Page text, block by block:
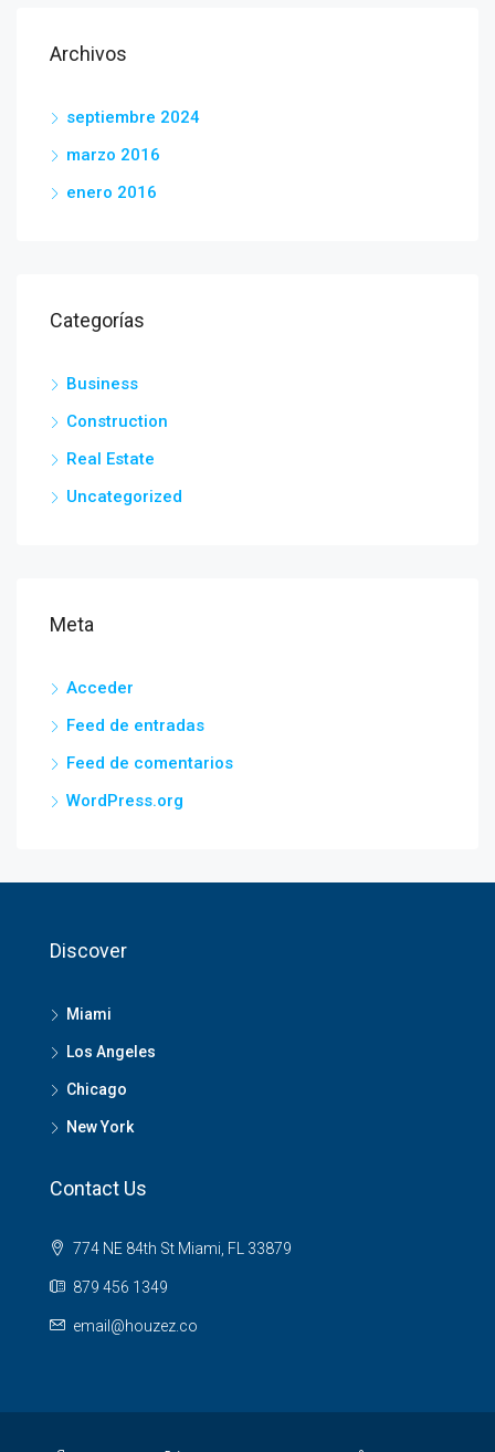
Archivos
septiembre 2024
marzo 2016
enero 2016
Categorías
Business
Construction
Real Estate
Uncategorized
Meta
Acceder
Feed de entradas
Feed de comentarios
WordPress.org
Discover
Miami
Los Angeles
Chicago
New York
Contact Us
774 NE 84th St Miami, FL 33879
879 456 1349
email@houzez.co